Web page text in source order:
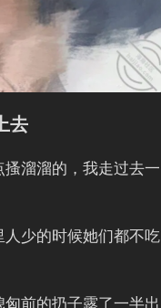
去
溜溜的，我走过去一
少的时候她们都不吃
前的扔子露了一半出